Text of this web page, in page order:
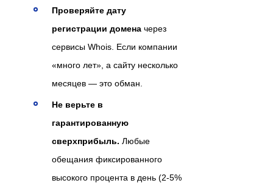
Проверяйте дату
регистрации домена через
сервисы Whois. Если компании
«много лет», а сайту несколько
месяцев — это обман.
Не верьте в
гарантированную
сверхприбыль. Любые
обещания фиксированного
высокого процента в день (2-5%